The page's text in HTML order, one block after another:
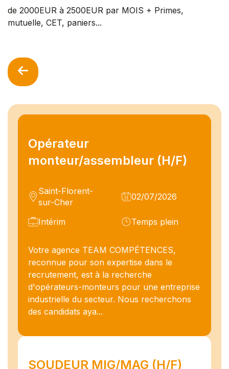
Opérateur
monteur/assembleur (H/F)
Saint-Florent-
sur-Cher
02/07/2026
Intérim Temps plein
Votre agence TEAM COMPÉTENCES,
reconnue pour son expertise dans le
recrutement, est à la recherche
d'opérateurs-monteurs pour une entreprise
industrielle du secteur. Nous recherchons
des candidats aya...
SOUDEUR MIG/MAG (H/F)
de 2000EUR à 2500EUR par MOIS + Primes,
mutuelle, CET, paniers...